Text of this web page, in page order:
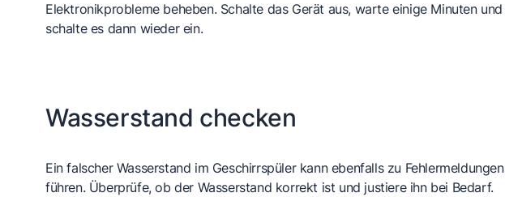
Elektronikprobleme beheben. Schalte das Gerät aus, warte einige Minuten und
schalte es dann wieder ein.
Wasserstand checken
Ein falscher Wasserstand im Geschirrspüler kann ebenfalls zu Fehlermeldungen
führen. Überprüfe, ob der Wasserstand korrekt ist und justiere ihn bei Bedarf.